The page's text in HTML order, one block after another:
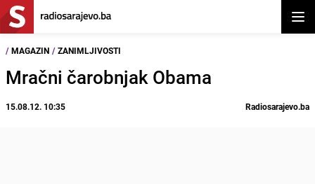
/ MAGAZIN / ZANIMLJIVOSTI
Mračni čarobnjak Obama
15.08.12. 10:35 Radiosarajevo.ba